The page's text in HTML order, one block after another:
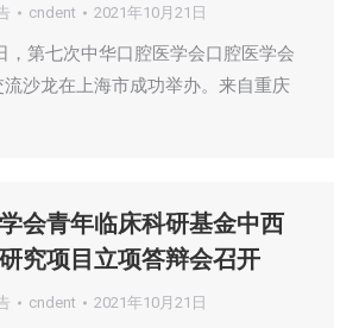
cndent 2021年10月21日
，第七次中华口腔医学会口腔医学会
沙龙在上海市成功举办。来自重庆
会青年临床科研基金中西
究项目立项答辩会召开
cndent 2021年10月21日